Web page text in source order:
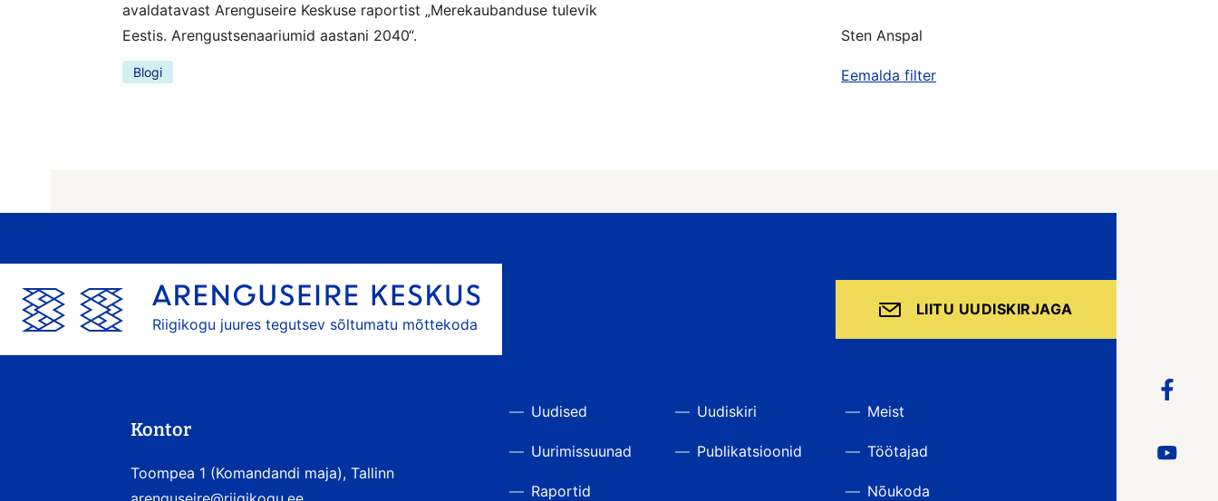
avaldatavast Arenguseire Keskuse raportist „Merekaubanduse tulevik
Eestis. Arengustsenaariumid aastani 2040“.
Blogi
Sten Anspal
Eemalda filter
Riigikogu juures tegutsev sõltumatu mõttekoda
LIITU UUDISKIRJAGA
Kontor
Toompea 1 (Komandandi maja), Tallinn
Uudised
Uurimissuunad
Raportid
Uudiskiri
Publikatsioonid
Meist
Töötajad
Nõukoda